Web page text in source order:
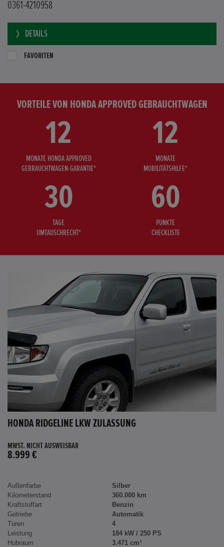
0361-4210958
DETAILS
FAVORITEN
VORTEILE VON HONDA APPROVED GEBRAUCHTWAGEN
12
MONATE HONDA APPROVED
GEBRAUCHTWAGEN-GARANTIE*
12
MONATE
MOBILITÄTSHILFE*
30
TAGE
UMTAUSCHRECHT*
60
PUNKTE
CHECKLISTE
HONDA RIDGELINE LKW ZULASSUNG
MWST. NICHT AUSWEISBAR
8.999 €
Außenfarbe
Silber
Kilometerstand
360.000 km
Kraftstoffart
Benzin
Getriebe
Automatik
Türen
4
Leistung
184 kW / 250 PS
Hubraum
3.471 cm³